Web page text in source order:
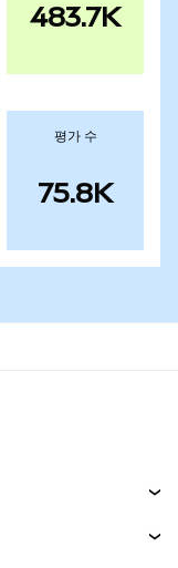
483.7K
평가 수
75.8K